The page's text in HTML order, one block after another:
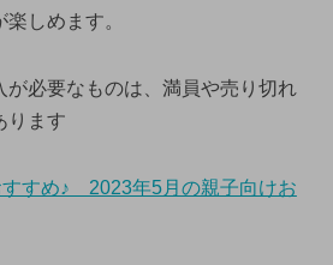
しめます。
必要なものは、満員や売り切れ
ります
すすめ♪ 2023年5月の親子向けお